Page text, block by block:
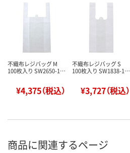
不織布レジバッグ M
100枚入り SW2650-1…
¥4,375（税込）
不織布レジバッグ S
100枚入り SW1838-1…
¥3,727（税込）
商品に関連するページ